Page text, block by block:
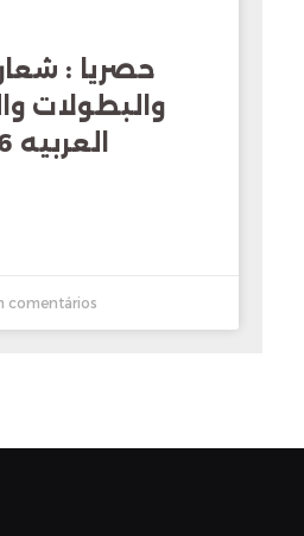
حصريا :
والبطولات
comentários